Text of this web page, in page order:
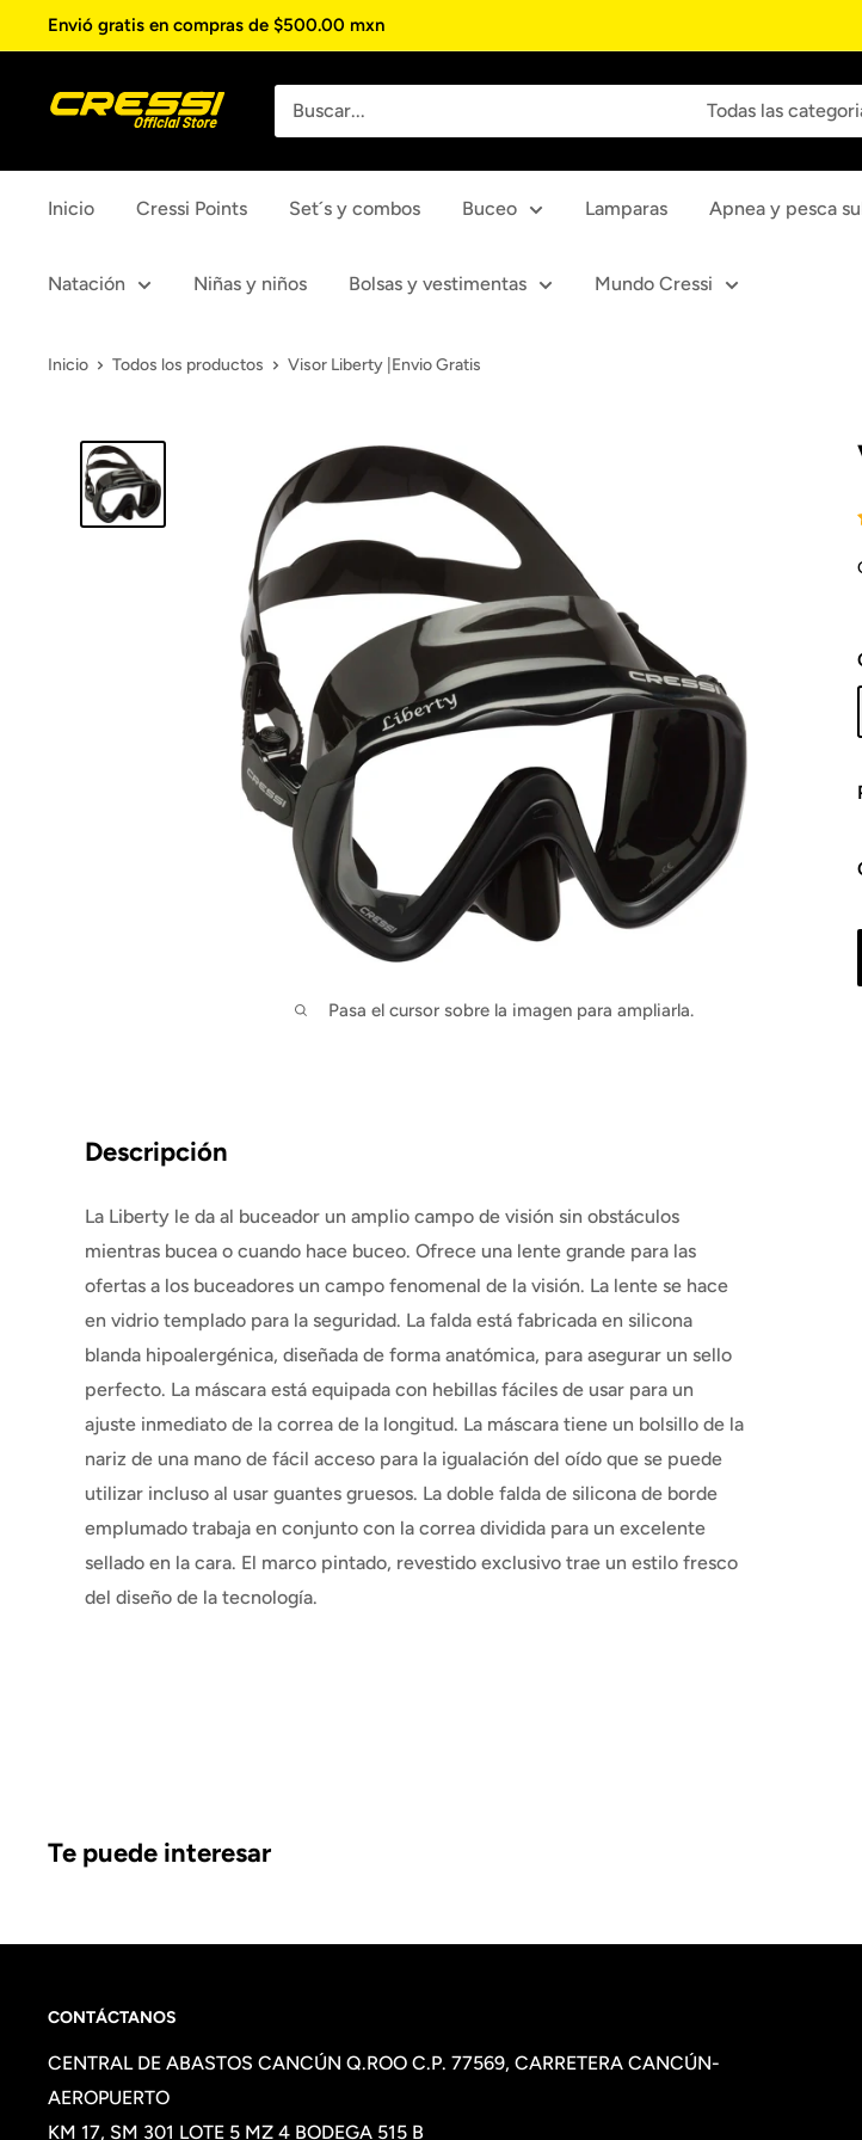
directamente
contenido
Envió gratis en compras de $500.00 mxn
Cressi
Todas las
Inicio Cressi Points Set´s y combos Buceo Lamparas Apnea y pesca
Natación Niñas y niños Bolsas y vestimentas Mundo Cressi
Inicio Todos los productos Visor Liberty |Envio Gratis
Pasa el cursor sobre la imagen para ampliarla.
Descripción
La Liberty le da al buceador un amplio campo de visión sin obstáculos
mientras bucea o cuando hace buceo. Ofrece una lente grande para las
ofertas a los buceadores un campo fenomenal de la visión. La lente se hace
en vidrio templado para la seguridad. La falda está fabricada en silicona
blanda hipoalergénica, diseñada de forma anatómica, para asegurar un sello
perfecto. La máscara está equipada con hebillas fáciles de usar para un
ajuste inmediato de la correa de la longitud. La máscara tiene un bolsillo de la
nariz de una mano de fácil acceso para la igualación del oído que se puede
utilizar incluso al usar guantes gruesos. La doble falda de silicona de borde
emplumado trabaja en conjunto con la correa dividida para un excelente
sellado en la cara. El marco pintado, revestido exclusivo trae un estilo fresco
del diseño de la tecnología.
Te puede interesar
CONTÁCTANOS
CENTRAL DE ABASTOS CANCÚN Q.ROO C.P. 77569, CARRETERA CANCÚN-
AEROPUERTO
KM 17, SM 301 LOTE 5 MZ 4 BODEGA 515 B